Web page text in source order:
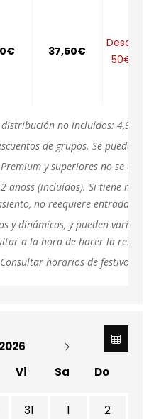
37,50€
Desde
50€
no incluídos: 4,95€/
de grupos. Se pueden
y superiores no se
(incluídos). Si tiene
no reequiere entrada.
y dinámicos, y pueden variar
a la hora de hacer la
horarios de festivos.
Vi Sa Do
mes
31 1 2